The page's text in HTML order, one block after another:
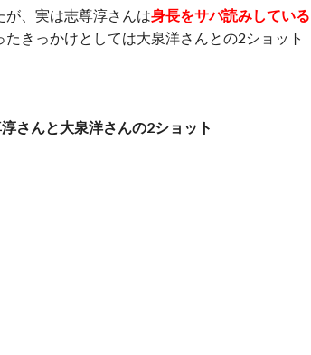
が、実は志尊淳さんは身長をサバ読みしている
きっかけとしては大泉洋さんとの2ショット
さんと大泉洋さんの2ショット